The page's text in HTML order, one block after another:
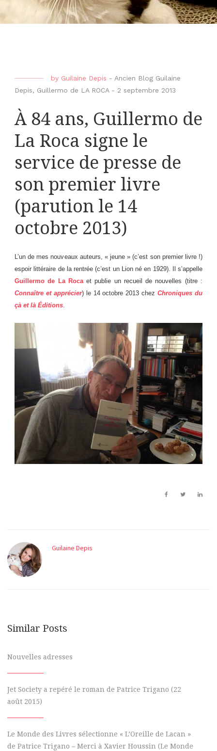
by Guilaine Depis - Ancien Blog Guilaine
Depis, Guillermo de LA ROCA- 2 septembre 2013
À 84 ans, Guillermo de
La Roca signe le
service de presse de
son premier livre
(parution le 14
octobre 2013)
L’un de mes nouveaux auteurs, « jeune » (c’est son premier livre !)
espoir littéraire de la rentrée (c’est un Lion né en 1929). Il s’appelle
Guillermo de La Rocaet publie un recueil de nouvelles (titre :
Connaître et apprécier) le 14 octobre 2013 chezChroniques du
çà et là Éditions.
Guilaine Depis
Similar Posts
Nouvelles adresses
Jet Society a repéré le roman de Patrice Trigano (22
août 2015)
Le Monde des Livres sélectionne « L’Oreille de Lacan »
de Patrice Trigano – Merci à Xavier Houssin (Le Monde